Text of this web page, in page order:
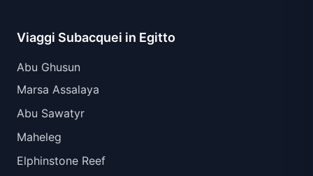
Viaggi Subacquei in Egitto
Abu Ghusun
Marsa Assalaya
Abu Sawatyr
Maheleg
Elphinstone Reef